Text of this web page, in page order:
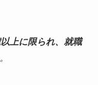
上に限られ、就職